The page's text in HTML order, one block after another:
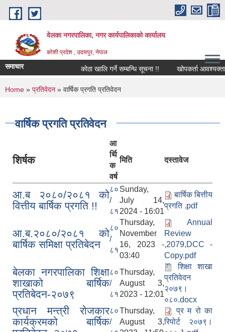
Skip to main content
वेलका नगरपालिका, नगर कार्यपालिकाको कार्यालय
कोशी प्रदेश , उदयपुर, नेपाल
समाचार कोठा खालि गर्ने सम्बन्धि सूचना !! खोपकर्ता आवश्यक्ता
You are here
Home » प्रतिवेदन » वार्षिक प्रगति प्रतिवेदन
वार्षिक प्रगति प्रतिवेदन
शिर्षक
आ
र्थि
क
वर्ष
मिति दस्तावेज
आ.ब २०८०/२०८१ को
वित्तीय बार्षिक प्रगति !!
८०
/
८१
Sunday,
July 14,
2024 - 16:01
बार्षिक बित्तीय
प्रगति .pdf
आ.ब.२०८०/२०८१ को
बार्षिक समिक्षा प्रतिबेदन
८०
/
८१
Thursday,
November
16, 2023 -
03:40
Annual
Review
,2079,DCC -
Copy.pdf
बेलका नगरपालिका शिक्षा
शाखाको बार्षिक
प्रतिबेदन-२०७९
८०
/
८१
Thursday,
August 3,
2023 - 12:01
शिक्षा शाखा
प्रतिवेदन
२०७९।
०८०.docx
प्रधान मन्त्री रोजकार
कार्यक्रमको बार्षिक
८०
/
Thursday,
August 3,
प्र म रो का
रिपोर्ट २०७९।